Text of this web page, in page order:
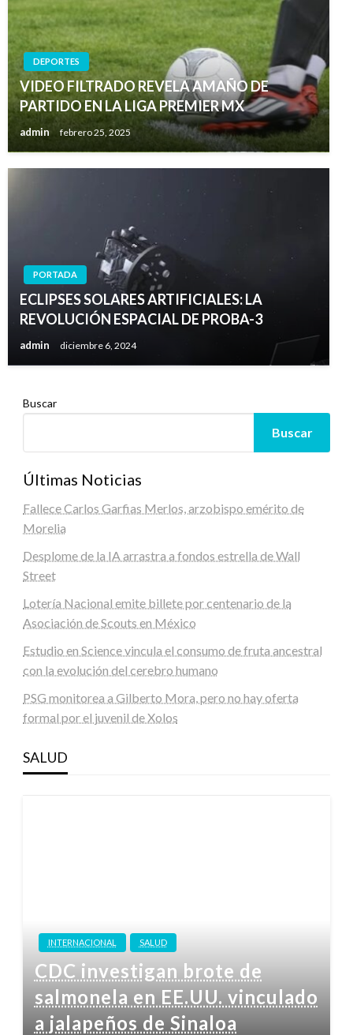
DEPORTES
VIDEO FILTRADO REVELA AMAÑO DE
PARTIDO EN LA LIGA PREMIER MX
admin febrero 25, 2025
PORTADA
ECLIPSES SOLARES ARTIFICIALES: LA
REVOLUCIÓN ESPACIAL DE PROBA-3
admin diciembre 6, 2024
Buscar
Buscar
Últimas Noticias
Fallece Carlos Garfias Merlos, arzobispo emérito de
Morelia
Desplome de la IA arrastra a fondos estrella de Wall
Street
Lotería Nacional emite billete por centenario de la
Asociación de Scouts en México
Estudio en Science vincula el consumo de fruta ancestral
con la evolución del cerebro humano
PSG monitorea a Gilberto Mora, pero no hay oferta
formal por el juvenil de Xolos
SALUD
INTERNACIONAL SALUD
CDC investigan brote de
salmonela en EE.UU. vinculado
a jalapeños de Sinaloa